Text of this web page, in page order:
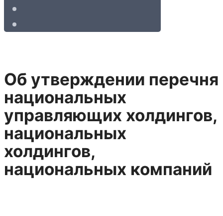
Об утверждении перечня
национальных
управляющих холдингов,
национальных
холдингов,
национальных компаний